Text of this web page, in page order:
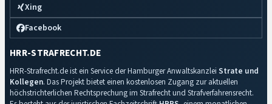
Xing
Facebook
HRR-STRAFRECHT.DE
HRR-Strafrecht.de ist ein Service der Hamburger Anwaltskanzlei Strate und
Kollegen. Das Projekt bietet einen kostenlosen Zugang zur aktuellen
höchstrichterlichen Rechtsprechung im Strafrecht und Strafverfahrensrecht.